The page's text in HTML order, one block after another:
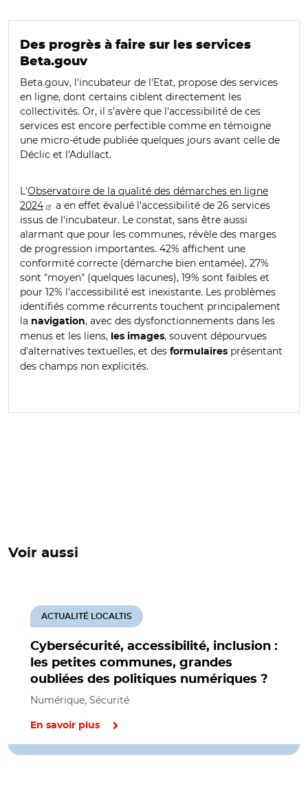
Des progrès à faire sur les services
Beta.gouv
Beta.gouv, l'incubateur de l'Etat, propose des services
en ligne, dont certains ciblent directement les
collectivités. Or, il s'avère que l'accessibilité de ces
services est encore perfectible comme en témoigne
une micro-étude publiée quelques jours avant celle de
Déclic et l'Adullact.
L'Observatoire de la qualité des démarches en ligne
2024
a en effet évalué l'accessibilité de 26 services
issus de l'incubateur. Le constat, sans être aussi
alarmant que pour les communes, révèle des marges
de progression importantes. 42% affichent une
conformité correcte (démarche bien entamée), 27%
sont "moyen" (quelques lacunes), 19% sont faibles et
pour 12% l'accessibilité est inexistante. Les problèmes
identifiés comme récurrents touchent principalement
la navigation, avec des dysfonctionnements dans les
menus et les liens, les images, souvent dépourvues
d'alternatives textuelles, et des formulaires présentant
des champs non explicités.
Voir aussi
Cybersécurité, accessibilité, inclusion :
les petites communes, grandes
oubliées des politiques numériques ?
ACTUALITÉ LOCALTIS
Numérique, Sécurité
En savoir plus